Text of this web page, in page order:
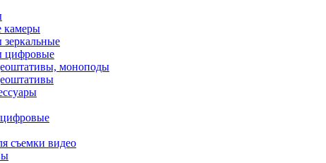
камеры
цифровые
моноподы
съемки видео